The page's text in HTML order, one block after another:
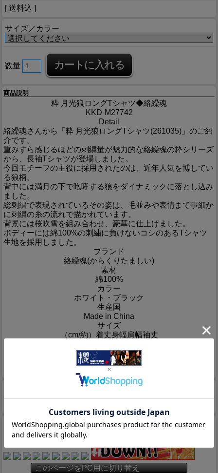
[ 送料込 ]
サイズ／カラー
数量
商品説明
粋 月光狼ロングTシャツ◆絡繰魂
KKD-M27742
Detail
絡繰魂さんから「粋 月光狼ロングTシャツ(261035)」のご紹
介です。
重みすら感じるほどの刺繍量が魅力的な絡繰魂の粋シリーズ
から、長袖Tシャツが登場しました。
今回モチーフの主役に採用されたのは、近年人気を博してい
る狼柄。
背中には満月の下で咆哮する狼をダイナミックに落とし込み
ました。
総刺繍で表現されているその姿は、毛並みや表情まで事細か
に刺繍の糸の流れで描かれています。
背景には桜吹雪を組み合わせ、豪華に仕上げました。
ボディーには綿100%の刺繍に負けないコシのあるTシャツ
生地を採用しました。
ブランド
絡繰魂(からくりたましい)
素材
綿100%
カラー
ホワイト・ブラック
生産国
Made in China
サイズ
（cm/約） 着丈身幅肩幅袖丈
L
66 57 49
XL
70 60 52
XXL
73
商品についてのお問い合わせ
このページをPC用に切り替え